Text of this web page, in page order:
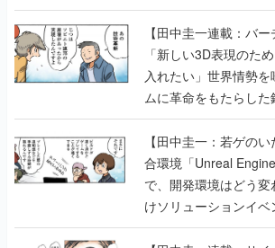
【若ゲのいたり最終回
【田中圭一連載：バ
「新しい3D表現のた
入れたい」世界情勢
ムに革命をもたらし
のいたり】
【田中圭一：若ゲの
合環境「Unreal
で、開発環境はどう
けソリューションイ
に行って、より理解